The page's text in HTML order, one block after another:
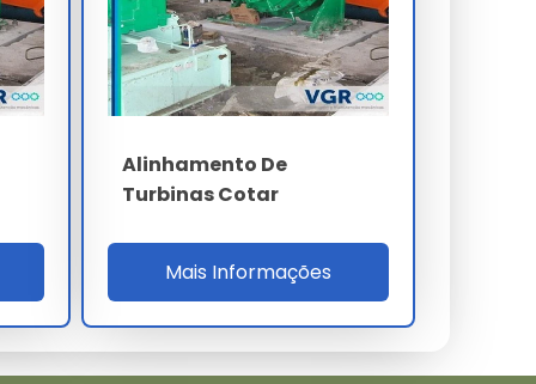
Alinhamento De
Turbinas Cotar
Mais Informações